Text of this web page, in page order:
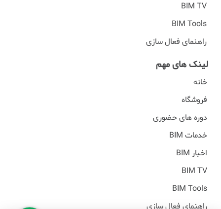
BIM TV
BIM Tools
راهنمای فعال سازی
لینک های مهم
خانه
فروشگاه
دوره های حضوری
خدمات BIM
اخبار BIM
BIM TV
BIM Tools